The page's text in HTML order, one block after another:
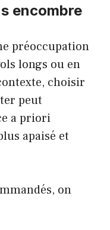
encombre
préoccupation
longs ou en
choisir
peut
a priori
apaisé et
on